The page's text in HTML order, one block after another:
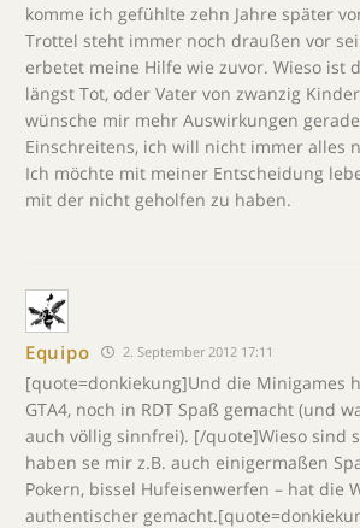
komme ich gefühlte zehn Jahre später
Trottel steht immer noch draußen vor
erbetet meine Hilfe wie zuvor. Wieso ist
längst Tot, oder Vater von zwanzig
wünsche mir mehr Auswirkungen
Einschreitens, ich will nicht immer alles
Ich möchte mit meiner Entscheidung
mit der nicht geholfen zu haben.
Equipo 2. September 2012 17:11
[quote=donkiekung]Und die Minigames
GTA4, noch in RDT Spaß gemacht (und
auch völlig sinnfrei). [/quote]Wieso sind
haben se mir z.B. auch einigermaßen
Pokern, bissel Hufeisenwerfen – hat die
authentischer